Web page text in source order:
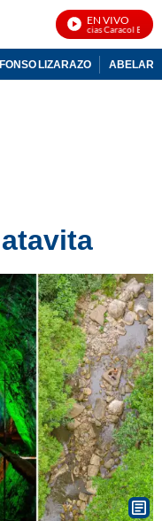
EN VIVO
Noticias Caracol En Vivo
LIZARAZO